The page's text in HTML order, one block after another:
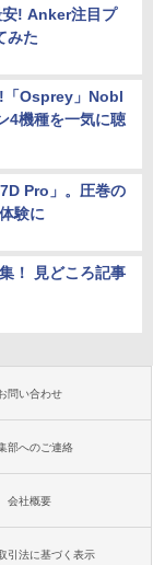
! Anker注目プ
みた
「Osprey」Nobl
4機種を一気に聴
Pro」。圧巻の
験に
！ 見どころ記事
問い合わせ
部へのご連絡
会社概要
引法に基づく表示